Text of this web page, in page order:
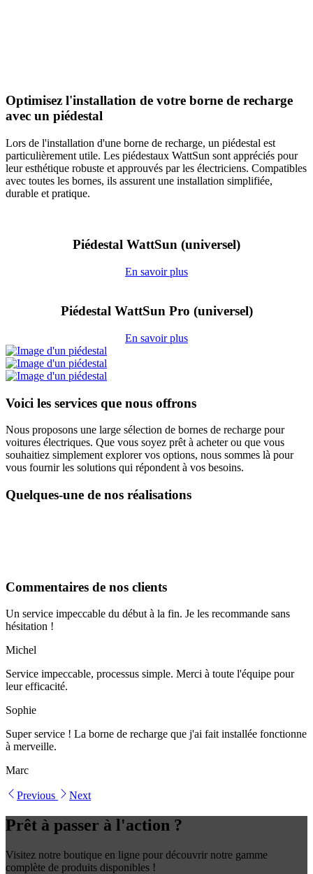
Optimisez l'installation de votre borne de recharge
avec un piédestal
Lors de l'installation d'une borne de recharge, un piédestal est
particulièrement utile. Les piédestaux WattSun sont appréciés pour
leur esthétique robuste et approuvés par les électriciens. Compatibles
avec toutes les bornes, ils assurent une installation simplifiée,
durable et pratique.
Piédestal WattSun (universel)
En savoir plus
Piédestal WattSun Pro (universel)
En savoir plus
Voici les services que nous offrons
Nous proposons une large sélection de bornes de recharge pour
voitures électriques. Que vous soyez prêt à acheter ou que vous
souhaitiez simplement explorer vos options, nous sommes là pour
vous fournir les solutions qui répondent à vos besoins.
Quelques-une de nos réalisations
Commentaires de nos clients
Un service impeccable du début à la fin. Je les recommande sans
hésitation !
Michel
Service impeccable, processus simple. Merci à toute l'équipe pour
leur efficacité.
Sophie
Super service ! La borne de recharge que j'ai fait installée fonctionne
à merveille.
Marc
Previous Next
Prêt à passer à l'action ?
Visitez notre boutique en ligne pour découvrir notre gamme
complète de produits disponibles !